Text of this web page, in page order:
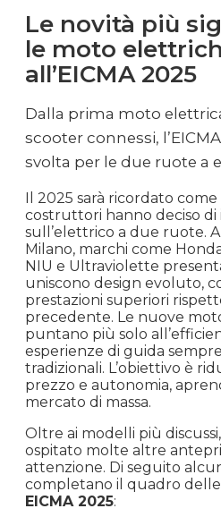
Le novità più
le moto
all’EICMA 2025
Dalla prima moto
scooter connessi,
svolta per le due ruote a
Il 2025 sarà ricordato come
costruttori hanno deciso di
sull’elettrico a due ruote.
Milano, marchi come
NIU e Ultraviolette
uniscono design evoluto,
prestazioni superiori
precedente. Le nuove
puntano più solo
esperienze di guida
tradizionali. L’obiettivo è
prezzo e autonomia,
mercato di massa.
Oltre ai modelli più
ospitato molte altre
attenzione. Di seguito
completano il quadro delle
EICMA 2025: